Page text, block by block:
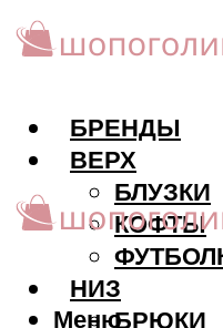
БРЕНДЫ
ВЕРХ
БЛУЗКИ
КОФТЫ
НИЗ
БРЮКИ
Меню